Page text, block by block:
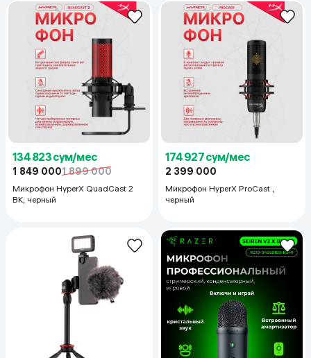
134 823 сум/мес
1 849 0001 899 000
Микрофон HyperX QuadCast 2
BK, черный
174 927 сум/мес
2 399 000
Микрофон HyperX ProCast ,
черный